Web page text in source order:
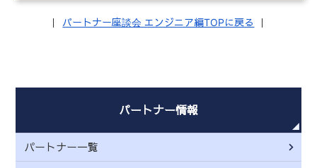
｜ パートナー座談会 エンジニア編TOPに戻る ｜
パートナー情報
パートナー一覧